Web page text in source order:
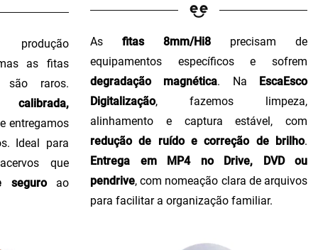
as fitas
são raros.
entregamos
Ideal para
que
seguroao
As fitas 8mm/Hi8 precisam de
equipamentos específicos e sofrem
degradação magnética. Na EscaEsco
Digitalização, fazemos limpeza,
alinhamento e captura estável, com
redução de ruído e correção de brilho.
Entrega em MP4 no Drive, DVD ou
pendrive, com nomeação clara de arquivos
para facilitar a organização familiar.